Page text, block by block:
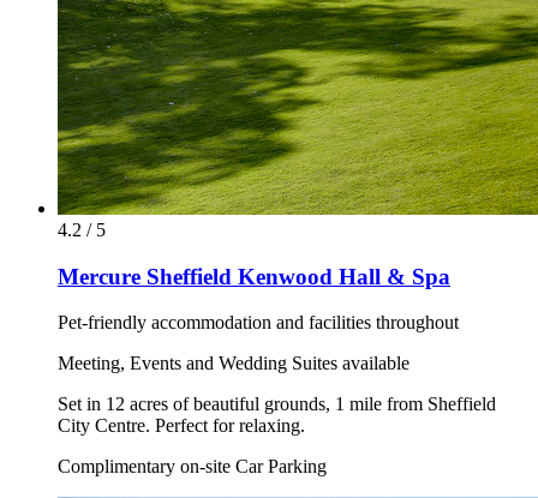
4.2 / 5
Mercure Sheffield Kenwood Hall & Spa
Pet-friendly accommodation and facilities throughout
Meeting, Events and Wedding Suites available
Set in 12 acres of beautiful grounds, 1 mile from Sheffield
City Centre. Perfect for relaxing.
Complimentary on-site Car Parking